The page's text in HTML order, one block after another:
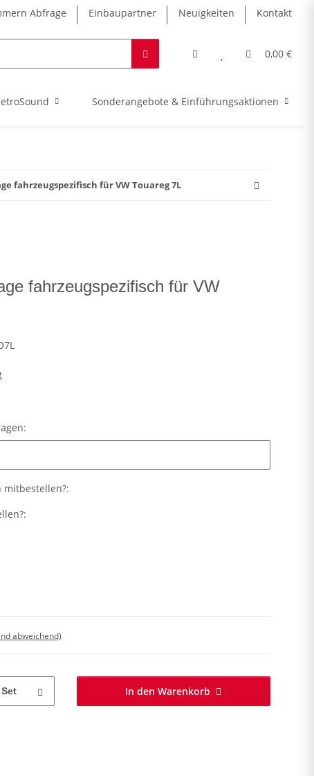
Abfrage Einbaupartner Neuigkeiten Kontakt
0,00 €
Sonderangebote & Einführungsaktionen
fahrzeugspezifisch für VW Touareg 7L
fahrzeugspezifisch für VW
mitbestellen?:
abweichend)
Set In den Warenkorb